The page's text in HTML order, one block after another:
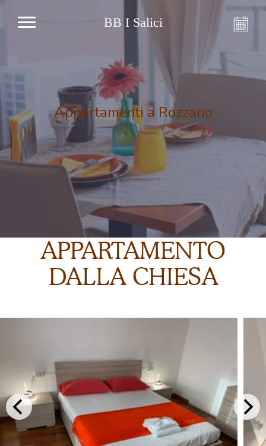
BB I Salici
Appartamenti a Rozzano
APPARTAMENTO
DALLA CHIESA